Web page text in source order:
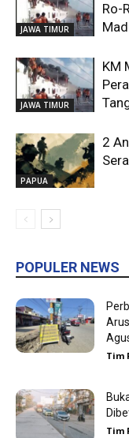
JAWA TIMUR
Ro-
JAWA TIMUR
KM
PAPUA
2
POPULER NEWS
Tim
Tim